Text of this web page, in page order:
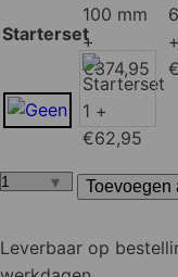
Starterset
Blokhut
295×200
Toevoegen
Leverbaar op